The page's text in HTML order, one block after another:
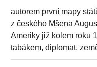
autorem první mapy
z českého Mšena
Ameriky již kolem roku
tabákem, diplomat,